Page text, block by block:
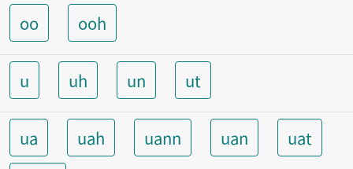
oo ooh
u uh un ut
ua uah uann uan
uat